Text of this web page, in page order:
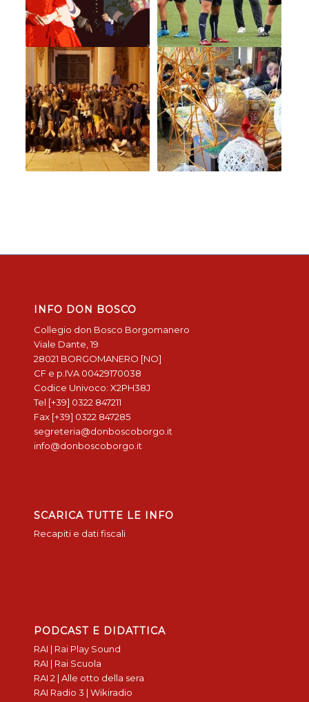
INFO DON BOSCO
Collegio don Bosco Borgomanero
Viale Dante, 19
28021 BORGOMANERO [NO]
CF e p.IVA 00429170038
Codice Univoco: X2PH38J
Tel [+39] 0322 847211
Fax [+39] 0322 847285
segreteria@donboscoborgo.it
info@donboscoborgo.it
SCARICA TUTTE LE INFO
Recapiti e dati fiscali
PODCAST E DIDATTICA
RAI | Rai Play Sound
RAI | Rai Scuola
RAI 2 | Alle otto della sera
RAI Radio 3 | Wikiradio